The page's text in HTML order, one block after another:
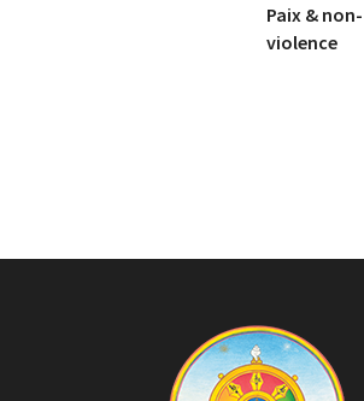
Paix & non-
violence